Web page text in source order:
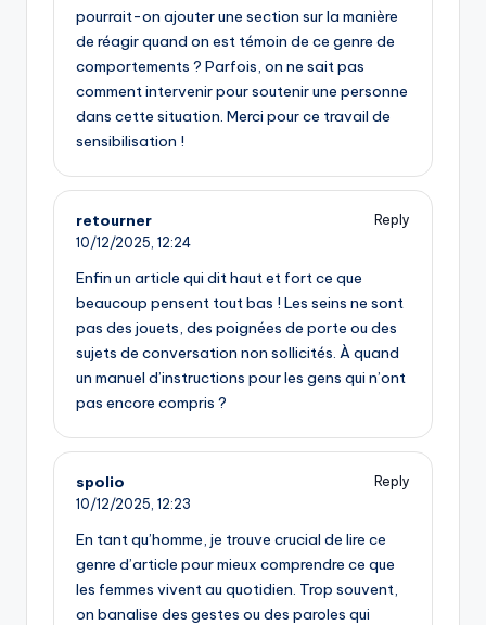
pourrait-on ajouter une section sur la manière
de réagir quand on est témoin de ce genre de
comportements ? Parfois, on ne sait pas
comment intervenir pour soutenir une personne
dans cette situation. Merci pour ce travail de
sensibilisation !
retourner
Reply
10/12/2025, 12:24
Enfin un article qui dit haut et fort ce que
beaucoup pensent tout bas ! Les seins ne sont
pas des jouets, des poignées de porte ou des
sujets de conversation non sollicités. À quand
un manuel d’instructions pour les gens qui n’ont
pas encore compris ?
spolio
Reply
10/12/2025, 12:23
En tant qu’homme, je trouve crucial de lire ce
genre d’article pour mieux comprendre ce que
les femmes vivent au quotidien. Trop souvent,
on banalise des gestes ou des paroles qui